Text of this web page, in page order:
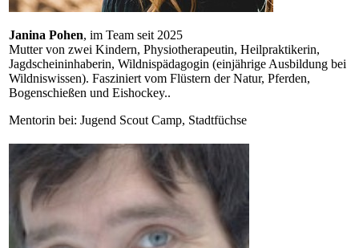
Janina Pohen, im Team seit 2025
Mutter von zwei Kindern, Physiotherapeutin, Heilpraktikerin,
Jagdscheininhaberin, Wildnispädagogin (einjährige Ausbildung bei
Wildniswissen). Fasziniert vom Flüstern der Natur, Pferden,
Bogenschießen und Eishockey..
Mentorin bei: Jugend Scout Camp, Stadtfüchse